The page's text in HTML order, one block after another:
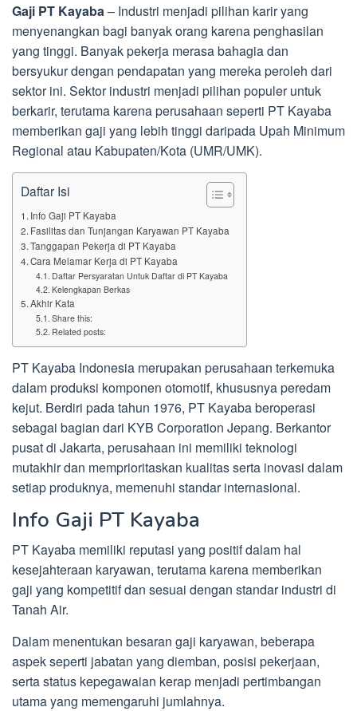
Gaji PT Kayaba– Industri menjadi pilihan karir yang
menyenangkan bagi banyak orang karena penghasilan
yang tinggi. Banyak pekerja merasa bahagia dan
bersyukur dengan pendapatan yang mereka peroleh dari
sektor ini. Sektor industri menjadi pilihan populer untuk
berkarir, terutama karena perusahaan seperti PT Kayaba
memberikan gaji yang lebih tinggi daripada Upah Minimum
Regional atau Kabupaten/Kota (UMR/UMK).
Daftar Isi
Info Gaji PT Kayaba
Fasilitas dan Tunjangan Karyawan PT Kayaba
Tanggapan Pekerja di PT Kayaba
Cara Melamar Kerja di PT Kayaba
Daftar Persyaratan Untuk Daftar di PT Kayaba
Kelengkapan Berkas
Akhir Kata
Share this:
Related posts:
PT Kayaba Indonesia merupakan perusahaan terkemuka
dalam produksi komponen otomotif, khususnya peredam
kejut. Berdiri pada tahun 1976, PT Kayaba beroperasi
sebagai bagian dari KYB Corporation Jepang. Berkantor
pusat di Jakarta, perusahaan ini memiliki teknologi
mutakhir dan memprioritaskan kualitas serta inovasi dalam
setiap produknya, memenuhi standar internasional.
Info Gaji PT Kayaba
PT Kayaba memiliki reputasi yang positif dalam hal
kesejahteraan karyawan, terutama karena memberikan
gaji yang kompetitif dan sesuai dengan standar industri di
Tanah Air.
Dalam menentukan besaran gaji karyawan, beberapa
aspek seperti jabatan yang diemban, posisi pekerjaan,
serta status kepegawaian kerap menjadi pertimbangan
utama yang memengaruhi jumlahnya.